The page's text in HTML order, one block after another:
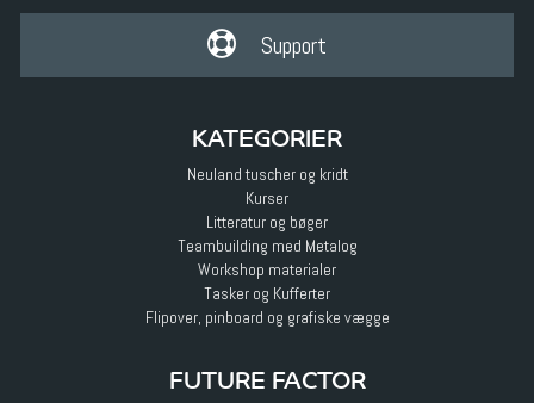
Support
KATEGORIER
Neuland tuscher og kridt
Kurser
Litteratur og bøger
Teambuilding med Metalog
Workshop materialer
Tasker og Kufferter
Flipover, pinboard og grafiske vægge
FUTURE FACTOR